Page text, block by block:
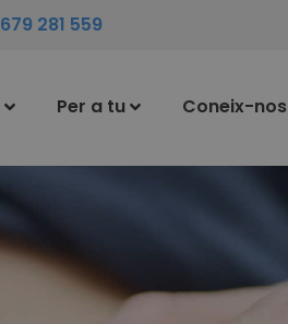
679 281 559
Per a tu Coneix-nos